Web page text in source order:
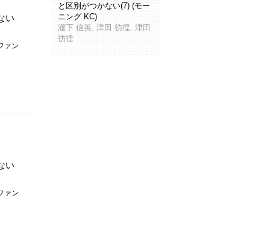
い
ァン
い
ァン
と区別がつかない(7) (モー
ニング KC)
瀧下 信英, 津田 彷徨, 津田
彷徨